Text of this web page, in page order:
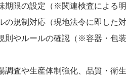
期限の設定（※関連検査による明
の規制対応（現地法令に即した対
則やルールの確認（※容器・包
調査や生産体制強化、品質・衛